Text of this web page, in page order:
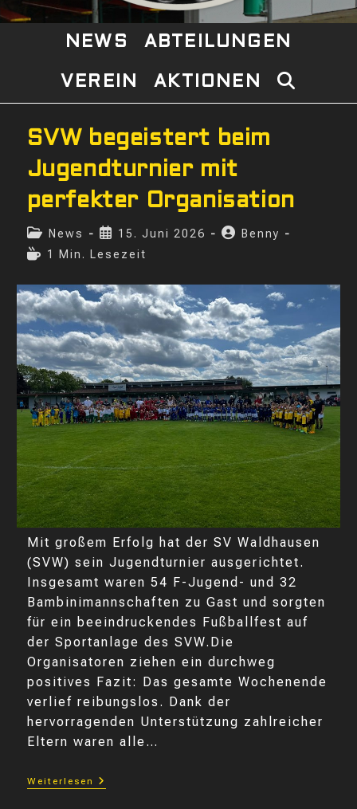
NEWS ABTEILUNGEN
VEREIN AKTIONEN WEBSITE-
SVW begeistert beim
Jugendturnier mit
perfekter Organisation
Beitrags-
Kategorie:
News
Beitrag
veröffentlicht:
15. Juni 2026
Beitrags-
Benny
Lesedauer:
1 Min. Lesezeit
Mit großem Erfolg hat der SV Waldhausen
(SVW) sein Jugendturnier ausgerichtet.
Insgesamt waren 54 F-Jugend- und 32
Bambinimannschaften zu Gast und sorgten
für ein beeindruckendes Fußballfest auf
der Sportanlage des SVW.Die
Organisatoren ziehen ein durchweg
positives Fazit: Das gesamte Wochenende
verlief reibungslos. Dank der
hervorragenden Unterstützung zahlreicher
Eltern waren alle…
Weiterlesen
SVW